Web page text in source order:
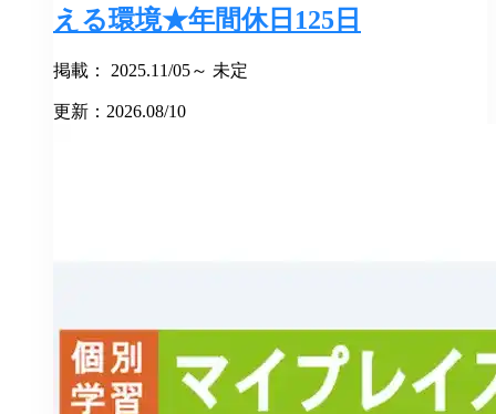
える環境★年間休日125日
掲載： 2025.11/05～ 未定
更新：2026.08/10